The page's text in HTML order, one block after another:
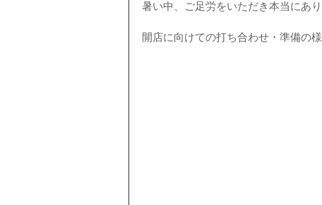
暑い中、ご足労をいただき本当にあ
開店に向けての打ち合わせ・準備の